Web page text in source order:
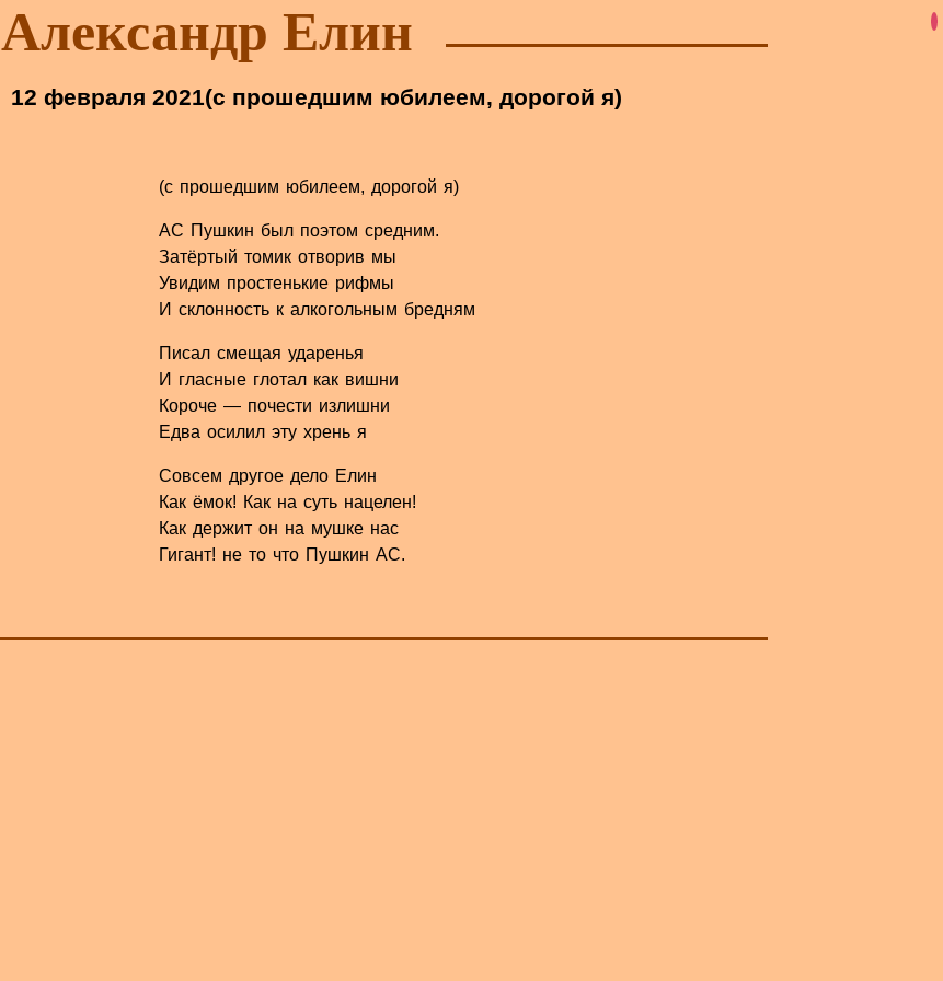
Александр Елин
12 февраля 2021(с прошедшим юбилеем, дорогой я)
(с прошедшим юбилеем, дорогой я)
АС Пушкин был поэтом средним.
Затёртый томик отворив мы
Увидим простенькие рифмы
И склонность к алкогольным бредням
Писал смещая ударенья
И гласные глотал как вишни
Короче — почести излишни
Едва осилил эту хрень я
Совсем другое дело Елин
Как ёмок! Как на суть нацелен!
Как держит он на мушке нас
Гигант! не то что Пушкин АС.